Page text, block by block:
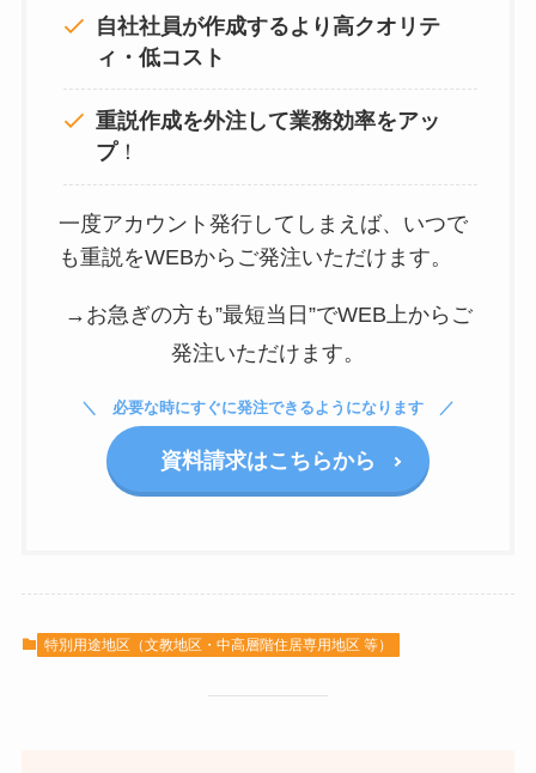
自社社員が作成するより高クオリテ
ィ・低コスト
重説作成を外注して業務効率をアッ
プ！
一度アカウント発行してしまえば、いつで
も重説をWEBからご発注いただけます。
→お急ぎの方も”最短当日”でWEB上からご
発注いただけます。
必要な時にすぐに発注できるようになります
資料請求はこちらから
特別用途地区（文教地区・中高層階住居専用地区 等）